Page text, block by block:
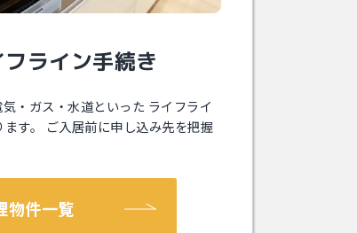
ライン⼿続き
・ガス・⽔道といった ライフライ
す。 ご⼊居前に申し込み先を把握
物件一覧